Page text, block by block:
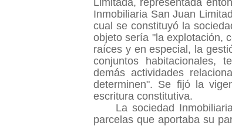
Inmobiliaria San Juan
cual se constituyó la
objeto sería "la explotación,
raíces y en especial, la
conjuntos habitacionales,
demás actividades
determinen". Se fijó la
escritura constitutiva.
La sociedad
parcelas que aportaba su